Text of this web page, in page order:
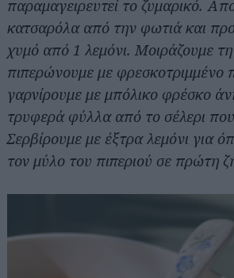
παραμαγειρευτεί το ζυμαρικό.
κατσαρόλα από την φωτιά και
χυμό από 1 λεμόνι. Μοιράζουμε
πιπερώνουμε με φρεσκοτριμμένο
γαρνίρουμε με μπόλικο φρέσκο
τρυφερά φύλλα από το σέλερι
Σερβίρουμε με έξτρα λεμόνι για
τον μύλο του πιπεριού σε πρώτη
Αναζήτηση
για...